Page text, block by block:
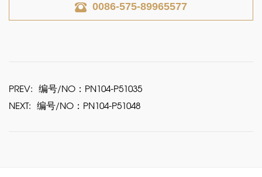
0086-575-89965577
PREV: 编号/NO：PN104-P51035
NEXT: 编号/NO：PN104-P51048